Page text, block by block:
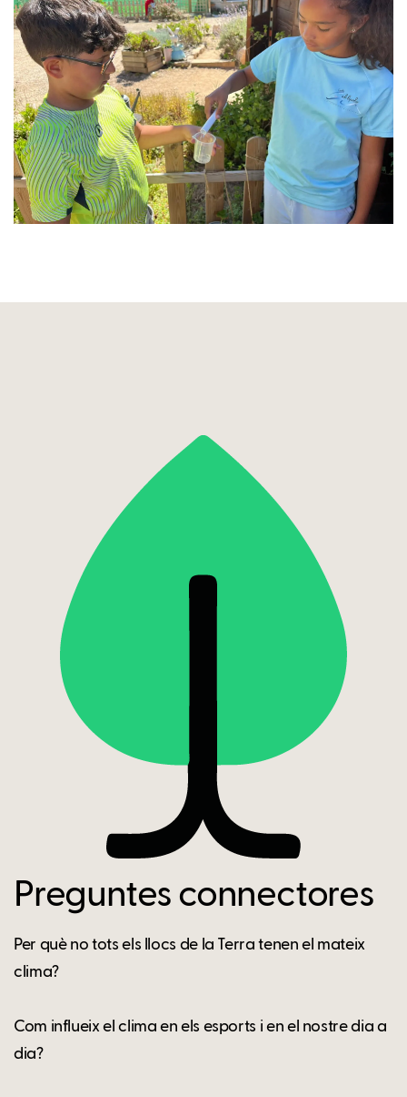
Preguntes connectores
Per què no tots els llocs de la Terra tenen el mateix
clima?
Com influeix el clima en els esports i en el nostre dia a
dia?